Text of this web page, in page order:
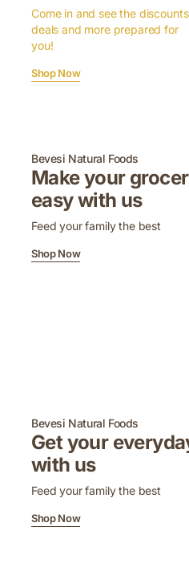
Come in and see the
deals and more prepared for
you!
Shop Now
Bevesi Natural Foods
Make your
easy with us
Feed your family the best
Shop Now
Bevesi Natural Foods
Get your
with us
Feed your family the best
Shop Now